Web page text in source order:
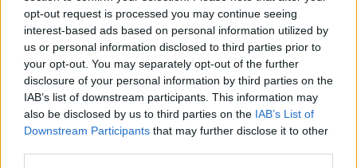
opt-out request is processed you may continue seeing
interest-based ads based on personal information utilized by
us or personal information disclosed to third parties prior to
your opt-out. You may separately opt-out of the further
disclosure of your personal information by third parties on the
IAB’s list of downstream participants. This information may
also be disclosed by us to third parties on the IAB’s List of
Downstream Participants that may further disclose it to other
Μουντιάλ 2026
Wyscout Analysis
Ευρώπη
Κόσμος
Ξιφασκία
Σκοποβολή
Πάλη
Τάε κβον ντο
Τζούντο
Πινγκ - πονγκ
Δημήτρης Κατσιώνης
Γιώργος Κούβαρης
Κώστας Νικολακόπουλος
Γιάννης Πάλλας
Νίκος Παπαδογιάννης
Γιώργος Σακελλαρίου
ΑΘΛΗΤΙΚΗ ΗΧΩ
ΕΚΠΟΜΠΕΣ
GALACTICOS BY INTERWETTEN
GAZZ FLOOR BY NOVIBET
POLE POSITION BY ALLWYN
OLD SCHOOL
ΟΜΑΔΕΣ
ΑΕΚ
PODCASTS
ΣΠΛΙΤ
Transfer Stories
GAZZETTA ACTS
Πορτογαλία
Αμυντικό Ριμπάουντ